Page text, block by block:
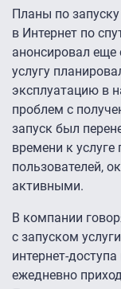
Планы по
в Интернет по
анонсировал еще
услугу
эксплуатацию в
проблем с
запуск был
времени к
пользователей,
активными.
В компании
с запуском
интернет-
ежедневно